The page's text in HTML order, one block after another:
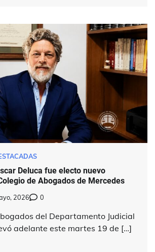
Deluca fue electo nuevo
de Abogados de Mercedes
2026 0
del Departamento Judicial
adelante este martes 19 de […]